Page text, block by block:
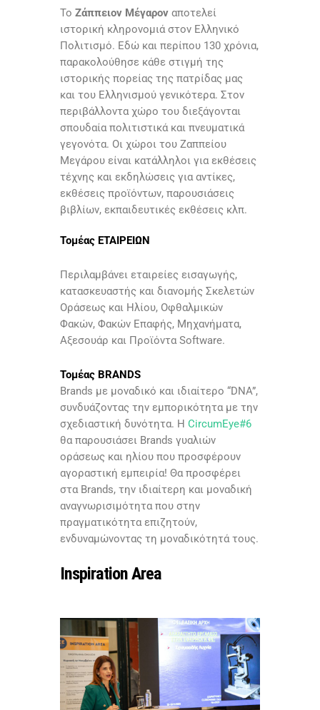
Το Ζάππειον Μέγαρον αποτελεί
ιστορική κληρονομιά στον Ελληνικό
Πολιτισμό. Eδώ και περίπου 130 χρόνια,
παρακολούθησε κάθε στιγμή της
ιστορικής πορείας της πατρίδας μας
και του Ελληνισμού γενικότερα. Στον
περιβάλλοντα χώρο του διεξάγονται
σπουδαία πολιτιστικά και πνευματικά
γεγονότα. Οι χώροι του Ζαππείου
Μεγάρου είναι κατάλληλοι για εκθέσεις
τέχνης και εκδηλώσεις για αντίκες,
εκθέσεις προϊόντων, παρουσιάσεις
βιβλίων, εκπαιδευτικές εκθέσεις κλπ.
Τομέας ΕΤΑΙΡΕΙΩΝ
Περιλαμβάνει εταιρείες εισαγωγής,
κατασκευαστής και διανομής Σκελετών
Οράσεως και Ηλίου, Οφθαλμικών
Φακών, Φακών Επαφής, Μηχανήματα,
Αξεσουάρ και Προϊόντα Software.
Τομέας BRANDS
Brands με μοναδικό και ιδιαίτερο “DNA”,
συνδυάζοντας την εμπορικότητα με την
σχεδιαστική δυνότητα. Η CircumEye#6
θα παρουσιάσει Brands γυαλιών
οράσεως και ηλίου που προσφέρουν
αγοραστική εμπειρία! Θα προσφέρει
στα Brands, την ιδιαίτερη και μοναδική
αναγνωρισιμότητα που στην
πραγματικότητα επιζητούν,
ενδυναμώνοντας τη μοναδικότητά τους.
Ιnspiration Area